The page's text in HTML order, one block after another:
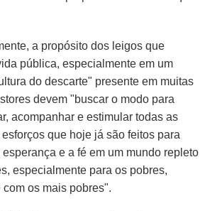
a propósito dos leigos que
pública, especialmente em um
do descarte" presente em muitas
devem "buscar o modo para
acompanhar e estimular todas as
que hoje já são feitos para
e a fé em um mundo repleto
especialmente para os pobres,
os mais pobres".